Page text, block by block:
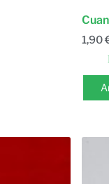
1,90